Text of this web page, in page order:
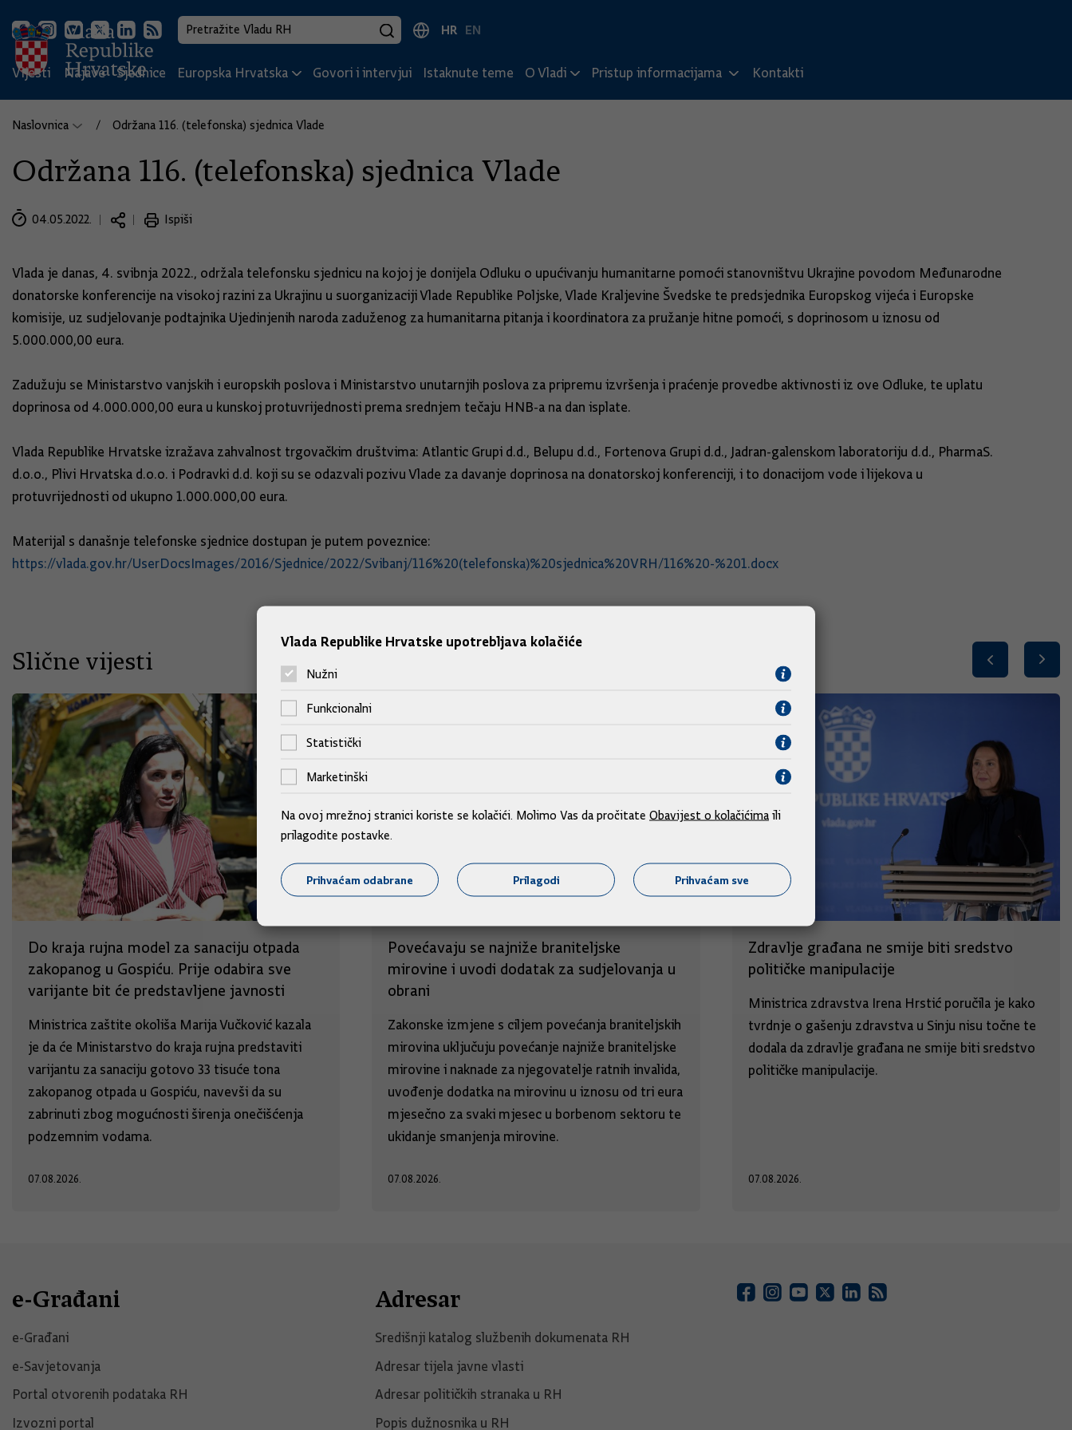
HR EN
Vijesti Najave Sjednice Europska Hrvatska Govori i intervjui Istaknute teme O Vladi Pristup informacijama Kontakti
Naslovnica Održana 116. (telefonska) sjednica Vlade
Održana 116. (telefonska) sjednica Vlade
04.05.2022. Ispiši
Vlada je danas, 4. svibnja 2022., održala telefonsku sjednicu na kojoj je donijela Odluku o upućivanju humanitarne pomoći stanovništvu Ukrajine povodom Međunarodne
donatorske konferencije na visokoj razini za Ukrajinu u suorganizaciji Vlade Republike Poljske, Vlade Kraljevine Švedske te predsjednika Europskog vijeća i Europske
komisije, uz sudjelovanje podtajnika Ujedinjenih naroda zaduženog za humanitarna pitanja i koordinatora za pružanje hitne pomoći, s doprinosom u iznosu od
5.000.000,00 eura.
Zadužuju se Ministarstvo vanjskih i europskih poslova i Ministarstvo unutarnjih poslova za pripremu izvršenja i praćenje provedbe aktivnosti iz ove Odluke, te uplatu
doprinosa od 4.000.000,00 eura u kunskoj protuvrijednosti prema srednjem tečaju HNB-a na dan isplate.
Vlada Republike Hrvatske izražava zahvalnost trgovačkim društvima: Atlantic Grupi d.d., Belupu d.d., Fortenova Grupi d.d., Jadran-galenskom laboratoriju d.d., PharmaS.
d.o.o., Plivi Hrvatska d.o.o. i Podravki d.d. koji su se odazvali pozivu Vlade za davanje doprinosa na donatorskoj konferenciji, i to donacijom vode i lijekova u
protuvrijednosti od ukupno 1.000.000,00 eura.
Materijal s današnje telefonske sjednice dostupan je putem poveznice:
https://vlada.gov.hr/UserDocsImages/2016/Sjednice/2022/Svibanj/116%20(telefonska)%20sjednica%20VRH/116%20-%201.docx
Slične vijesti
Do kraja rujna model za sanaciju otpada
zakopanog u Gospiću. Prije odabira sve
varijante bit će predstavljene javnosti
Ministrica zaštite okoliša Marija Vučković kazala
je da će Ministarstvo do kraja rujna predstaviti
varijantu za sanaciju gotovo 33 tisuće tona
zakopanog otpada u Gospiću, navevši da su
zabrinuti zbog mogućnosti širenja onečišćenja
podzemnim vodama.
07.08.2026.
Povećavaju se najniže braniteljske
mirovine i uvodi dodatak za sudjelovanja u
obrani
Zakonske izmjene s ciljem povećanja braniteljskih
mirovina uključuju povećanje najniže braniteljske
mirovine i naknade za njegovatelje ratnih invalida,
uvođenje dodatka na mirovinu u iznosu od tri eura
mjesečno za svaki mjesec u borbenom sektoru te
ukidanje smanjenja mirovine.
07.08.2026.
Zdravlje građana ne smije biti sredstvo
političke manipulacije
Ministrica zdravstva Irena Hrstić poručila je kako
tvrdnje o gašenju zdravstva u Sinju nisu točne te
dodala da zdravlje građana ne smije biti sredstvo
političke manipulacije.
07.08.2026.
e-Građani
e-Građani
e-Savjetovanja
Portal otvorenih podataka RH
Izvozni portal
Adresar
Središnji katalog službenih dokumenata RH
Adresar tijela javne vlasti
Adresar političkih stranaka u RH
Popis dužnosnika u RH
Vlada Republike Hrvatske upotrebljava kolačiće
Nužni
Funkcionalni
Statistički
Marketinški
Na ovoj mrežnoj stranici koriste se kolačići. Molimo Vas da pročitate Obavijest o kolačićima ili
prilagodite postavke.
Prihvaćam odabrane Prilagodi Prihvaćam sve